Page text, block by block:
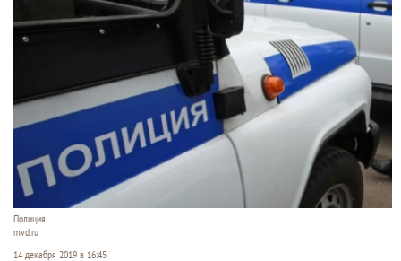
Полиция.
mvd.ru
14 декабря 2019 в 16:45